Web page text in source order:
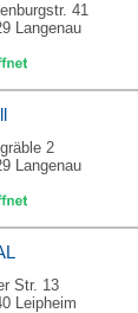
41
Langenau
2
Langenau
Str. 13
Leipheim